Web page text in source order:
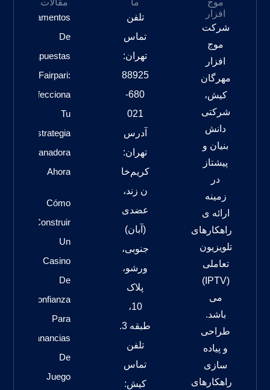
موج
افزار
شرکت
موج
افزار
مهرگان
کیش،
شرکتی
دانش
بنیان و
پیشتاز
در
زمینه
ارائه ی
راهکارهای
تلویزیون
تعاملی
(IPTV)
می
باشد.
طراحی
و پیاده
سازی
راهکارهای
ما
تلفن
تماس
تهران:
88925
680-
021
آدرس
تهران:
کریم‌خا
ن زند،
عضدی
(آبان)
جنوبی،
ورشو،
پلاک
10،
طبقه 3.
تلفن
تماس
کیش:
مقالات
Fundamentos
De
Apuestas
Fairpari:
Perfecciona
Tu
Estrategia
Ganadora
Ahora
Cómo
Construir
Un
Casino
De
Confianza
Para
Ganancias
De
Juego